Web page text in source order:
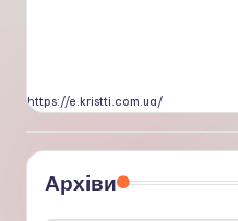
https://e.kristti.com.ua/
Архіви